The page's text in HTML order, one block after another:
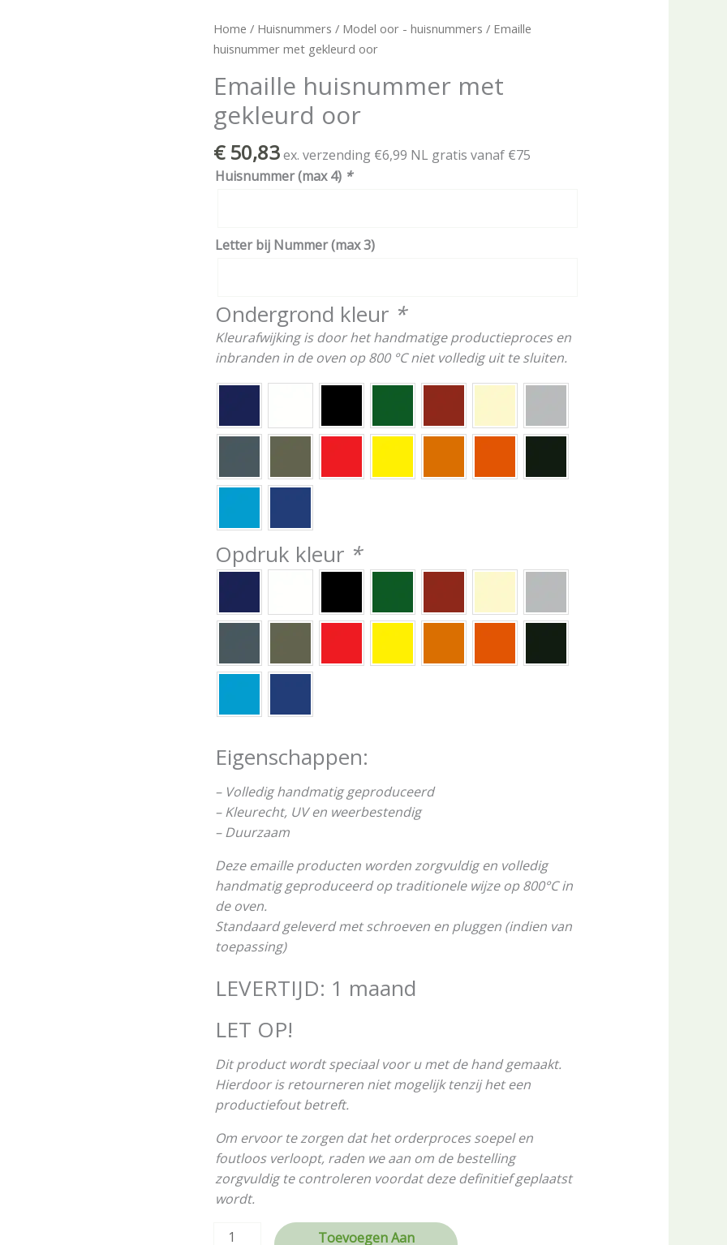
Home / Huisnummers / Model oor - huisnummers / Emaille
huisnummer met gekleurd oor
Emaille huisnummer met
gekleurd oor
€50,83 ex. verzending €6,99 NL gratis vanaf €75
Huisnummer (max 4) *
Letter bij Nummer (max 3)
Ondergrond kleur *
Kleurafwijking is door het handmatige productieproces en
inbranden in de oven op 800 °C niet volledig uit te sluiten.
Opdruk kleur *
Eigenschappen:
– Volledig handmatig geproduceerd
– Kleurecht, UV en weerbestendig
– Duurzaam
Deze emaille producten worden zorgvuldig en volledig
handmatig geproduceerd op traditionele wijze op 800°C in
de oven.
Standaard geleverd met schroeven en pluggen (indien van
toepassing)
LEVERTIJD: 1 maand
LET OP!
Dit product wordt speciaal voor u met de hand gemaakt.
Hierdoor is retourneren niet mogelijk tenzij het een
productiefout betreft.
Om ervoor te zorgen dat het orderproces soepel en
foutloos verloopt, raden we aan om de bestelling
zorgvuldig te controleren voordat deze definitief geplaatst
wordt.
Emaille
huisnummer
gekleurd
oor
aantal
Toevoegen Aan